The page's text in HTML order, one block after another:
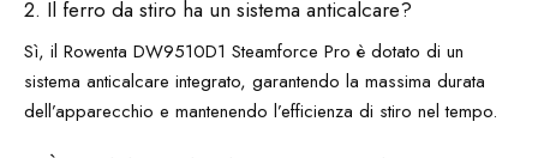
2. Il ferro da stiro ha un sistema anticalcare?
Sì, il Rowenta DW9510D1 Steamforce Pro è dotato di un
sistema anticalcare integrato, garantendo la massima durata
dell’apparecchio e mantenendo l’efficienza di stiro nel tempo.